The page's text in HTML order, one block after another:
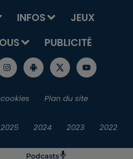
Podcasts
INFOS
JEUX
PUBLICITÉ
Plan du site
2025 2024 2023 2022